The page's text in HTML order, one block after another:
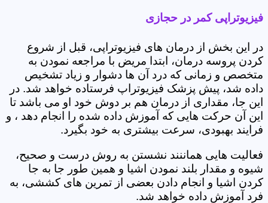
فیزیوتراپی کمر در حجازی
در این بخش از درمان های فیزیوتراپی، قبل از شروع
کردن پروسه درمان، ابتدا مریض با مراجعه نمودن به
متخصص و زمانی که درد آن ها دشوار و زیاد تشخیص
داده شد، پیش پزشک فیزیوتراپ فرستاده خواهد شد. در
این جا، مقداری از درمان هم بر دوش خود او می باشد تا
این آن حرکت هایی که آموزش داده شده را انجام دهد ، و
فرایند بهبودی، سرعت بیشتری به خود بگیرد.
فعالیت هایی هماننند نشستن به روش درست و صحیح،
شیوه و مقدار بلند نمودن اشیا و همین طور جا به جا
کردن اشیا و انجام دادن بعضی از تمرین های کششی، به
فرد آموزش داده خواهد شد.